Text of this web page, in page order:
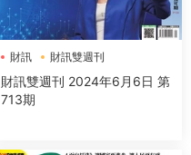
財訊 財訊雙週刊
財訊雙週刊 2024年6月6日 第
713期